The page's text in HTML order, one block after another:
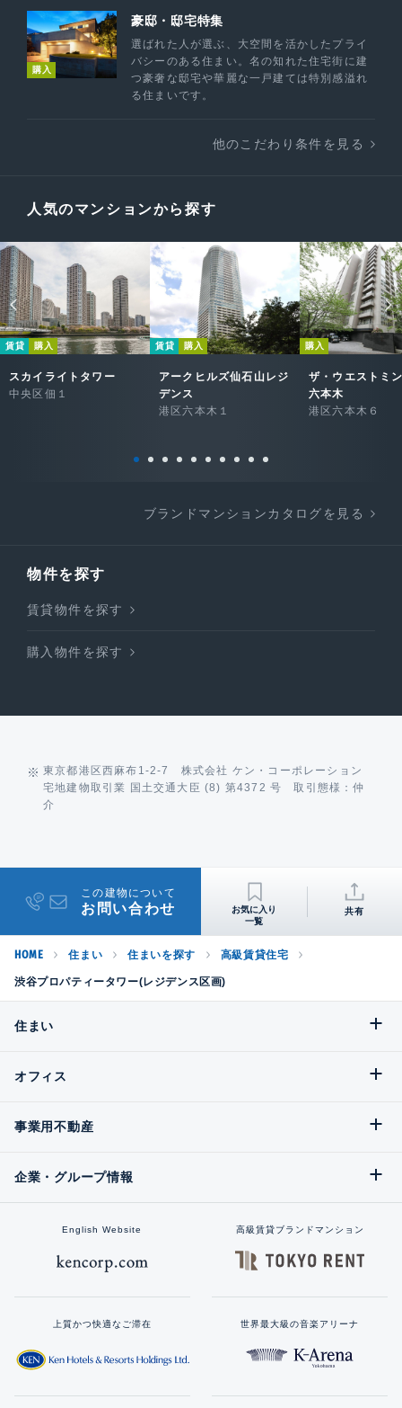
購入
豪邸・邸宅特集
選ばれた人が選ぶ、大空間を活かしたプライ
バシーのある住まい。名の知れた住宅街に建
つ豪奢な邸宅や華麗な一戸建ては特別感溢れ
る住まいです。
他のこだわり条件を見る
人気のマンションから探す
賃貸 購入
スカイライトタワー
中央区佃１
賃貸 購入
アークヒルズ仙石山レジ
デンス
港区六本木１
購入
ザ・ウエストミ
六本木
港区六本木６
ブランドマンションカタログを見る
物件を探す
賃貸物件を探す
購入物件を探す
東京都港区西麻布1-2-7 株式会社 ケン・コーポレーション
宅地建物取引業 国土交通大臣 (8) 第4372 号 取引態様：仲
介
この建物について
お問い合わせ 共有
HOME 住まい 住まいを探す 高級賃貸住宅
渋谷プロパティータワー(レジデンス区画)
住まい
オフィス
事業用不動産
企業・グループ情報
English Website 高級賃貸ブランドマンション
上質かつ快適なご滞在 世界最大級の音楽アリーナ